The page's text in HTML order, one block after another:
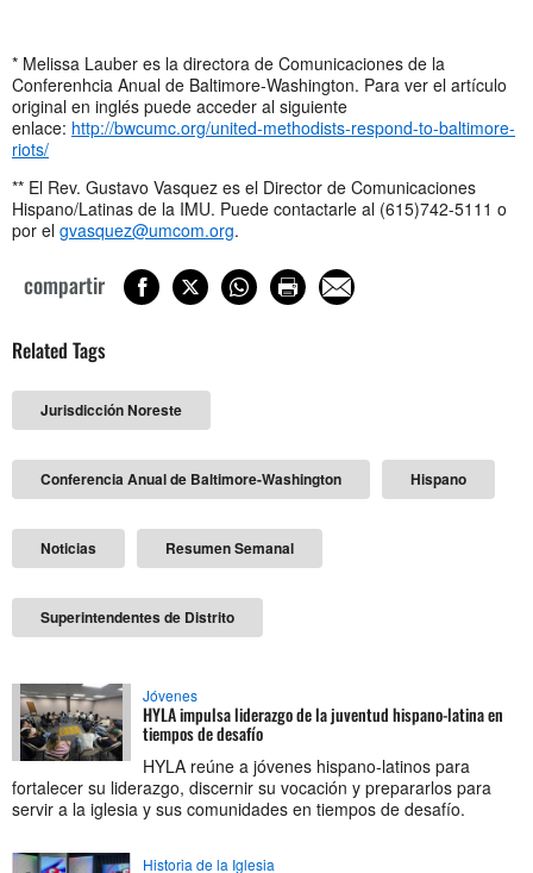
* Melissa Lauber es la directora de Comunicaciones de la
Conferenhcia Anual de Baltimore-Washington. Para ver el artículo
original en inglés puede acceder al siguiente
enlace: http://bwcumc.org/united-methodists-respond-to-baltimore-
riots/
** El Rev. Gustavo Vasquez es el Director de Comunicaciones
Hispano/Latinas de la IMU. Puede contactarle al (615)742-5111 o
por el gvasquez@umcom.org.
compartir
Related Tags
Jurisdicción Noreste
Conferencia Anual de Baltimore-Washington Hispano
Noticias Resumen Semanal
Superintendentes de Distrito
Jóvenes
HYLA impulsa liderazgo de la juventud hispano-latina en
tiempos de desafío
HYLA reúne a jóvenes hispano-latinos para
fortalecer su liderazgo, discernir su vocación y prepararlos para
servir a la iglesia y sus comunidades en tiempos de desafío.
Historia de la Iglesia